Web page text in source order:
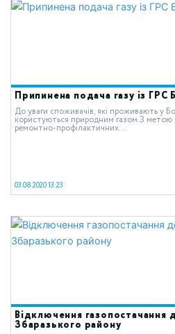
Припинена подача газу із ГРС
До уваги споживачів, які проживають у
користуються природним газом.З
ремонтно-профілактичних...
03.08.2020 13:23
Відключення газопостачання
Збаразького району